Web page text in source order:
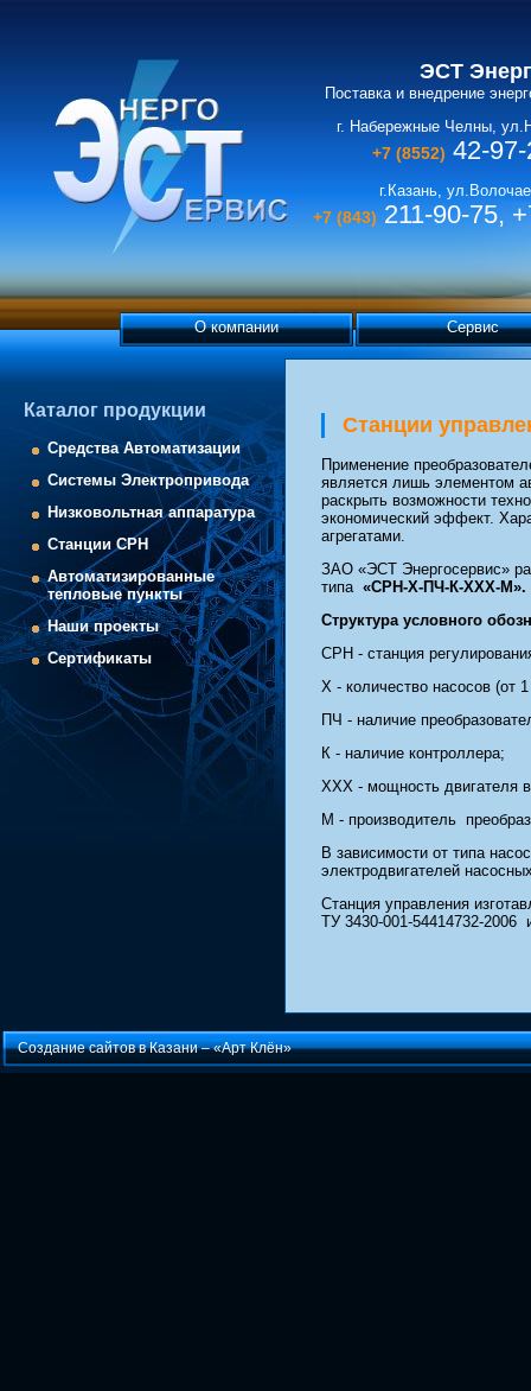
ЭСТ
Поставка и внедрение
г. Набережные Челны,
+7 (8552) 42-
г.Казань,
+7 (843) 211-90-75,
О компании Сервис
Каталог продукции
Средства Автоматизации
Системы Электропривода
Низковольтная аппаратура
Cтанции СРН
Автоматизированные
тепловые пункты
Наши проекты
Сертификаты
Станции
Применение
является лишь элементом
раскрыть возможности
экономический эффект.
агрегатами.
ЗАО «ЭСТ Энергосервис»
типа «СРН-Х-ПЧ-К-ХХХ-М».
Структура условного
СРН - станция
Х - количество насосов (от
ПЧ - наличие
К - наличие контроллера;
ХХХ - мощность двигателя
М - производитель
В зависимости от типа
электродвигателей
Станция управления
ТУ 3430-001-54414732-
Создание сайтов в Казани –«Арт Клён»